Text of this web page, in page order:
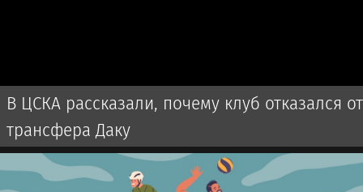
В ЦСКА рассказали, почему клуб отказался от
трансфера Даку